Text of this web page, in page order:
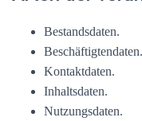
Bestandsdaten.
Beschäftigtendaten.
Kontaktdaten.
Inhaltsdaten.
Nutzungsdaten.